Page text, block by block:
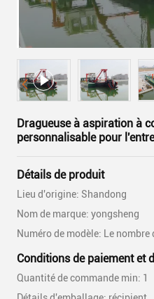
Dragueuse à aspiration à
personnalisable pour
Détails de produit
Lieu d'origine: Shandong
Nom de marque: yongsheng
Numéro de modèle: Le nombre
Conditions de paiement et
Quantité de commande min: 1